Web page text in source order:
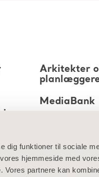
dig funktioner til sociale
hjemmeside med
Vores partnere kan
Arkitekter
MediaBank